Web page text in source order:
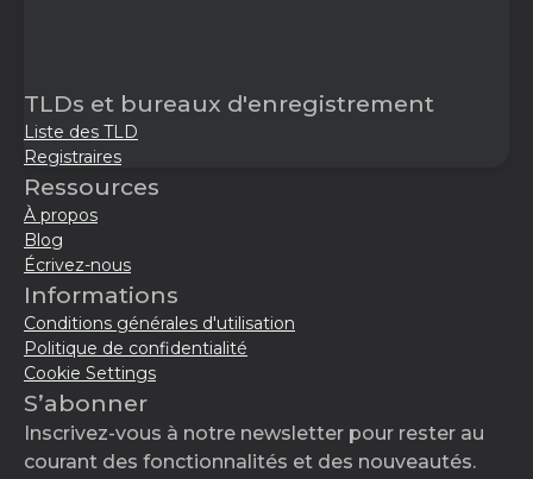
TLDs et bureaux d'enregistrement
Liste des TLD
Registraires
Ressources
À propos
Blog
Écrivez-nous
Informations
Conditions générales d'utilisation
Politique de confidentialité
Cookie Settings
S’abonner
Inscrivez-vous à notre newsletter pour rester au
courant des fonctionnalités et des nouveautés.